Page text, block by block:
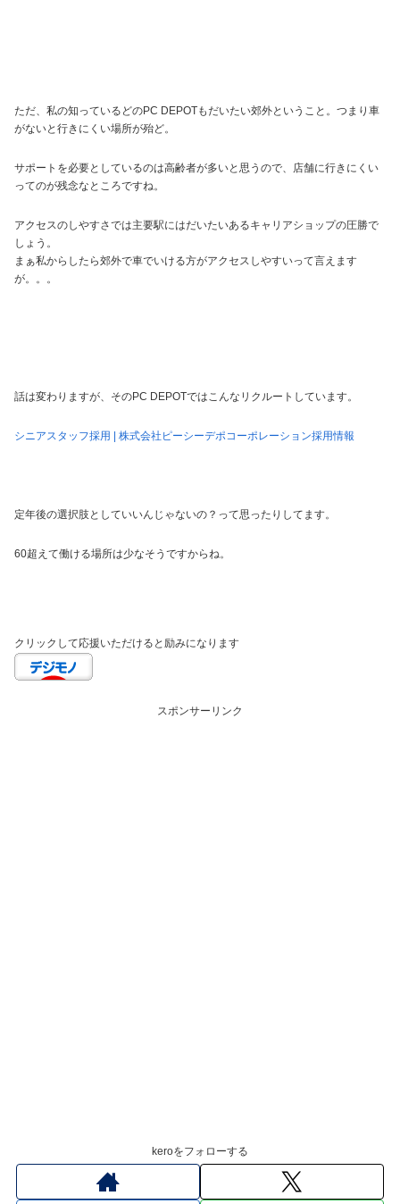
ただ、私の知っているどのPC DEPOTもだいたい郊外ということ。つまり車
がないと行きにくい場所が殆ど。
サポートを必要としているのは高齢者が多いと思うので、店舗に行きにくい
ってのが残念なところですね。
アクセスのしやすさでは主要駅にはだいたいあるキャリアショップの圧勝で
しょう。
まぁ私からしたら郊外で車でいける方がアクセスしやすいって言えます
が。。。
話は変わりますが、そのPC DEPOTではこんなリクルートしています。
シニアスタッフ採用 | 株式会社ピーシーデポコーポレーション採用情報
定年後の選択肢としていいんじゃないの？って思ったりしてます。
60超えて働ける場所は少なそうですからね。
クリックして応援いただけると励みになります
スポンサーリンク
keroをフォローする